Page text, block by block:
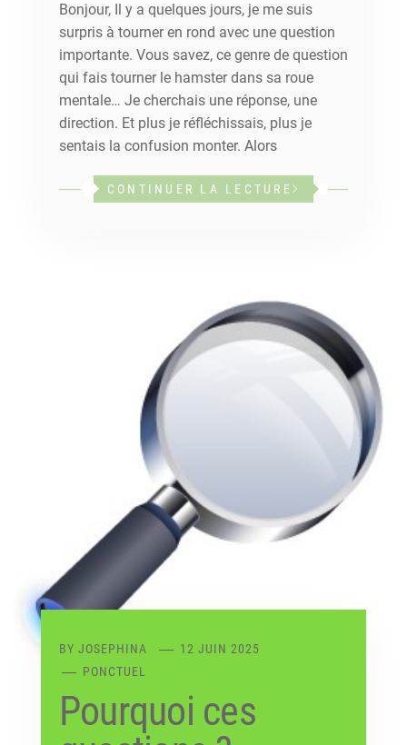
Bonjour, Il y a quelques jours, je me suis
surpris à tourner en rond avec une question
importante. Vous savez, ce genre de question
qui fais tourner le hamster dans sa roue
mentale… Je cherchais une réponse, une
direction. Et plus je réfléchissais, plus je
sentais la confusion monter. Alors
CONTINUER LA LECTURE
BY JOSEPHINA
12 JUIN 2025
PONCTUEL
Pourquoi ces